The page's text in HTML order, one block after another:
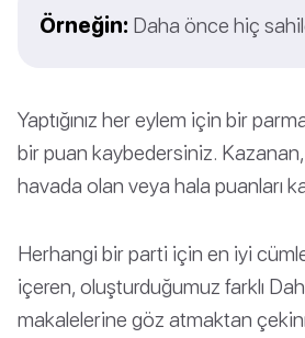
Örneğin: Daha önce hiç
Yaptığınız her eylem için bir
bir puan kaybedersiniz. Kazanan,
havada olan veya hala puanları
Herhangi bir parti için en iyi
içeren, oluşturduğumuz farklı
makalelerine göz atmaktan